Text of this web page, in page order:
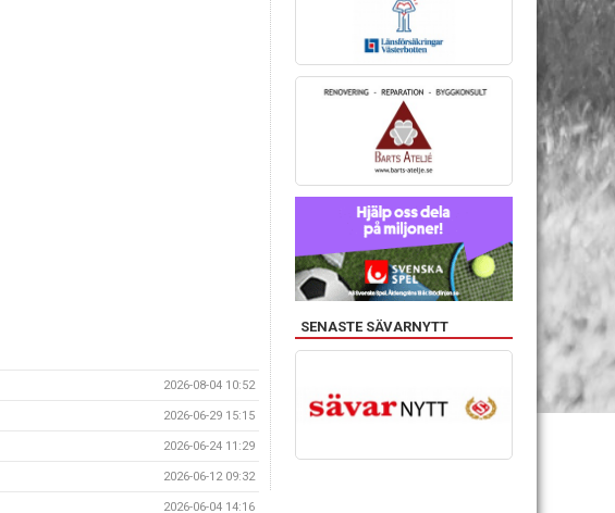
2026-08-04 10:52
2026-06-29 15:15
2026-06-24 11:29
2026-06-12 09:32
2026-06-04 14:16
SENASTE SÄVARNYTT